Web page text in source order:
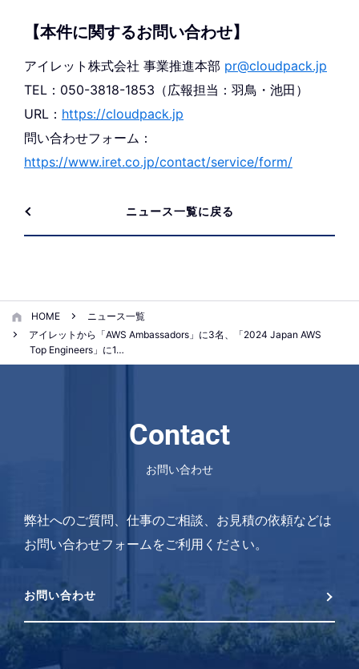
【本件に関するお問い合わせ】
アイレット株式会社 事業推進本部 pr@cloudpack.jp
TEL：050-3818-1853（広報担当：羽鳥・池田）
URL： https://cloudpack.jp
問い合わせフォーム：
https://www.iret.co.jp/contact/service/form/
ニュース一覧に戻る
HOME
ニュース一覧
アイレットから「AWS Ambassadors」に3名、「2024 Japan AWS
Top Engineers」に1…
Contact
お問い合わせ
弊社へのご質問、仕事のご相談、お見積の依頼などは
お問い合わせフォームをご利用ください。
お問い合わせ